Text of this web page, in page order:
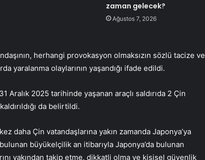
zaman gelecek?
Ağustos 7, 2026
herhangi provokasyon olmaksızın sözlü tacize ve
yaralanma olaylarının yaşandığı ifade edildi.
Aralık 2025 tarihinde yaşanan araçlı saldırıda 2 Çin
da belirtildi.
daha Çin vatandaşlarına yakın zamanda Japonya’ya
büyükelçilik an itibarıyla Japonya’da bulunan
yakından takip etme, dikkatli olma ve kişisel güvenlik